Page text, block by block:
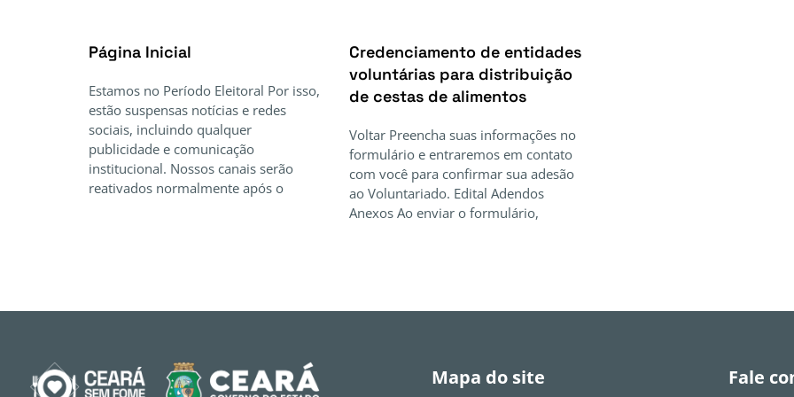
Página Inicial
Estamos no Período Eleitoral Por isso,
estão suspensas notícias e redes
sociais, incluindo qualquer
publicidade e comunicação
institucional. Nossos canais serão
reativados normalmente após o
Credenciamento de entidades
voluntárias para distribuição
de cestas de alimentos
Voltar Preencha suas informações no
formulário e entraremos em contato
com você para confirmar sua adesão
ao Voluntariado. Edital Adendos
Anexos Ao enviar o formulário,
Mapa do site Fale